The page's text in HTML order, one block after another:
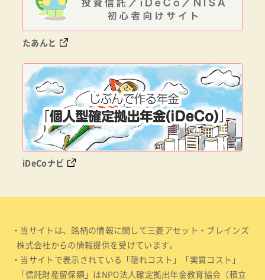
たあんと
iDeCoナビ
・当サイトは、銘柄の情報に関して三菱アセット・ブレインズ
株式会社からの情報提供を受けています。
・当サイトで表示されている「隠れコスト」「実質コスト」
「信託財産留保額」はNPO法人確定拠出年金教育協会（積立